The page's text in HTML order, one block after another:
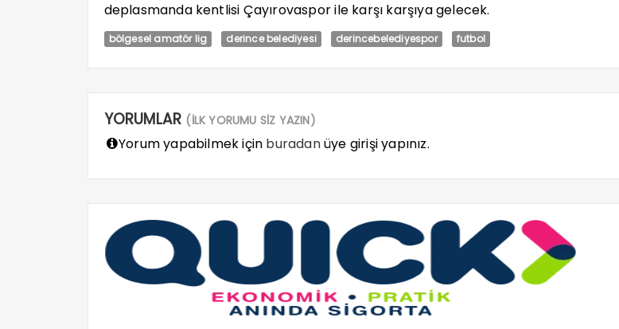
deplasmanda kentlisi Çayırovaspor ile karşı karşıya gelecek.
bölgesel amatör lig derince belediyesi derincebelediyespor futbol
YORUMLAR (İLK YORUMU SİZ YAZIN)
Yorum yapabilmek için buradanüye girişi yapınız.